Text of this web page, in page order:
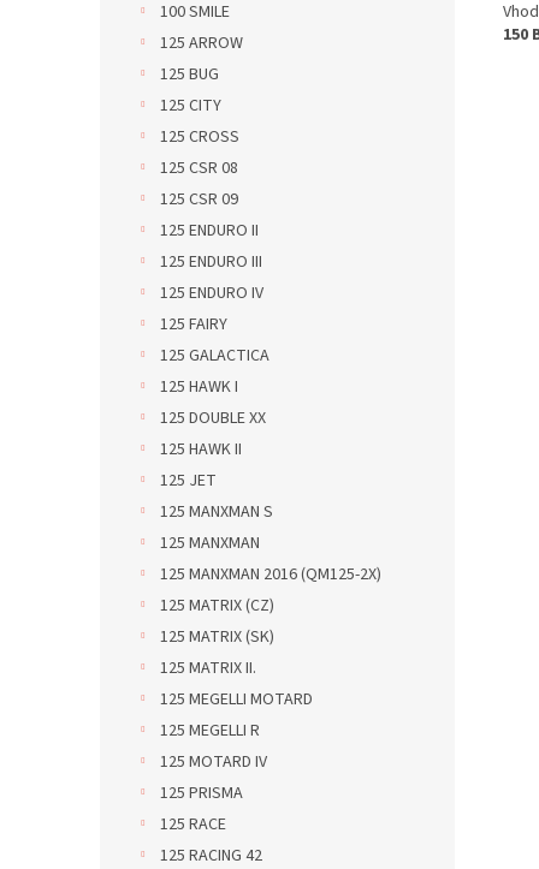
100 SMILE
125 ARROW
125 BUG
125 CITY
125 CROSS
125 CSR 08
125 CSR 09
125 ENDURO II
125 ENDURO III
125 ENDURO IV
125 FAIRY
125 GALACTICA
125 HAWK I
125 DOUBLE XX
125 HAWK II
125 JET
125 MANXMAN S
125 MANXMAN
125 MANXMAN 2016 (QM125-2X)
125 MATRIX (CZ)
125 MATRIX (SK)
125 MATRIX II.
125 MEGELLI MOTARD
125 MEGELLI R
125 MOTARD IV
125 PRISMA
125 RACE
125 RACING 42
150